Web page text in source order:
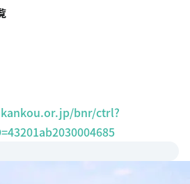
bnr/ctrl?